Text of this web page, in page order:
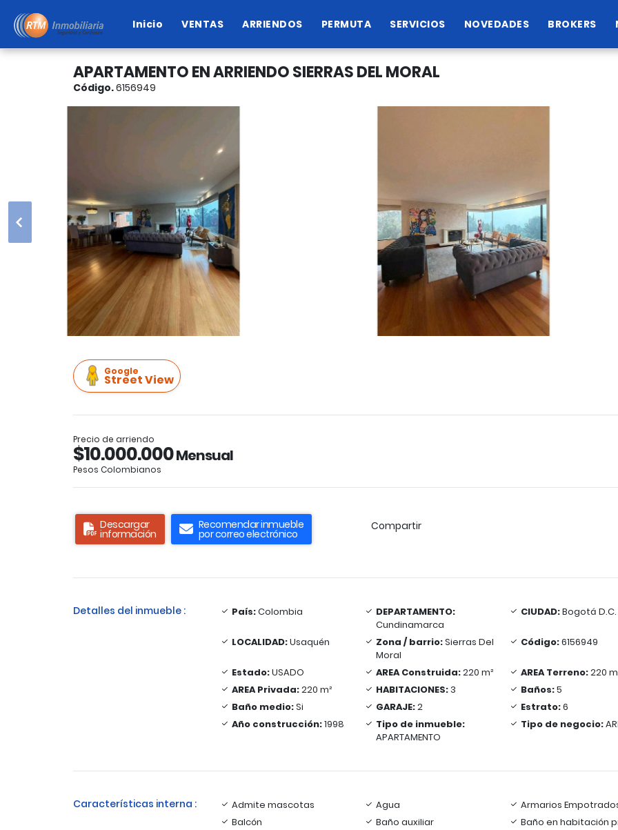
Inicio VENTAS ARRIENDOS PERMUTA SERVICIOS NOVEDADES BROKERS
APARTAMENTO EN ARRIENDO SIERRAS DEL MORAL
Código.6156949
Google
Street View
Precio de arriendo
$10.000.000Mensual
Pesos Colombianos
Descargar
información
Recomendar inmueble
por correo electrónico
Compartir
Detalles del inmueble : País:Colombia
DEPARTAMENTO:
Cundinamarca
CIUDAD:Bogotá D.C.
LOCALIDAD:Usaquén Zona / barrio:Sierras Del
Moral
Código:6156949
Estado:USADO AREA Construida:220 m² AREA Terreno:220
AREA Privada:220 m² HABITACIONES:3 Baños:5
Baño medio:Si GARAJE:2 Estrato:6
Año construcción:1998
Tipo de inmueble:
APARTAMENTO
Tipo de negocio:
Características interna : Admite mascotas Agua
Armarios
Balcón
Baño auxiliar
Baño en habitación